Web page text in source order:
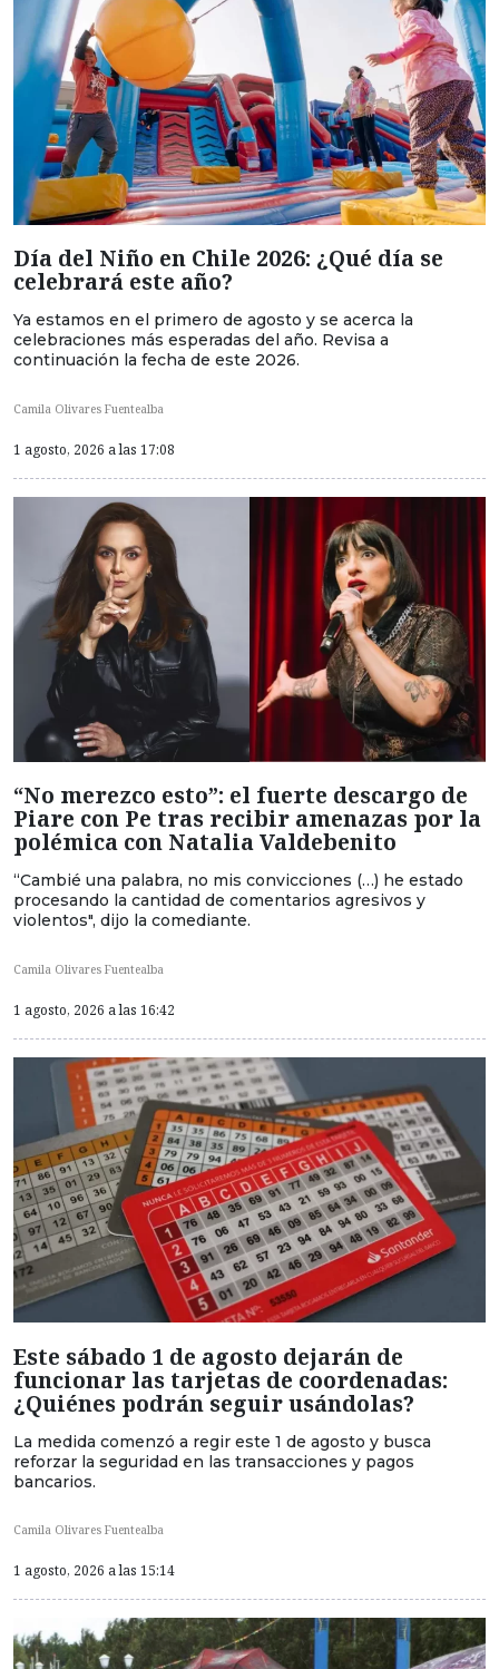
Día del Niño en Chile 2026: ¿Qué día se
celebrará este año?
Ya estamos en el primero de agosto y se acerca la
celebraciones más esperadas del año. Revisa a
continuación la fecha de este 2026.
Camila Olivares Fuentealba
1 agosto, 2026 a las 17:08
“No merezco esto”: el fuerte descargo de
Piare con Pe tras recibir amenazas por la
polémica con Natalia Valdebenito
“Cambié una palabra, no mis convicciones (…) he estado
procesando la cantidad de comentarios agresivos y
violentos", dijo la comediante.
Camila Olivares Fuentealba
1 agosto, 2026 a las 16:42
Este sábado 1 de agosto dejarán de
funcionar las tarjetas de coordenadas:
¿Quiénes podrán seguir usándolas?
La medida comenzó a regir este 1 de agosto y busca
reforzar la seguridad en las transacciones y pagos
bancarios.
Camila Olivares Fuentealba
1 agosto, 2026 a las 15:14